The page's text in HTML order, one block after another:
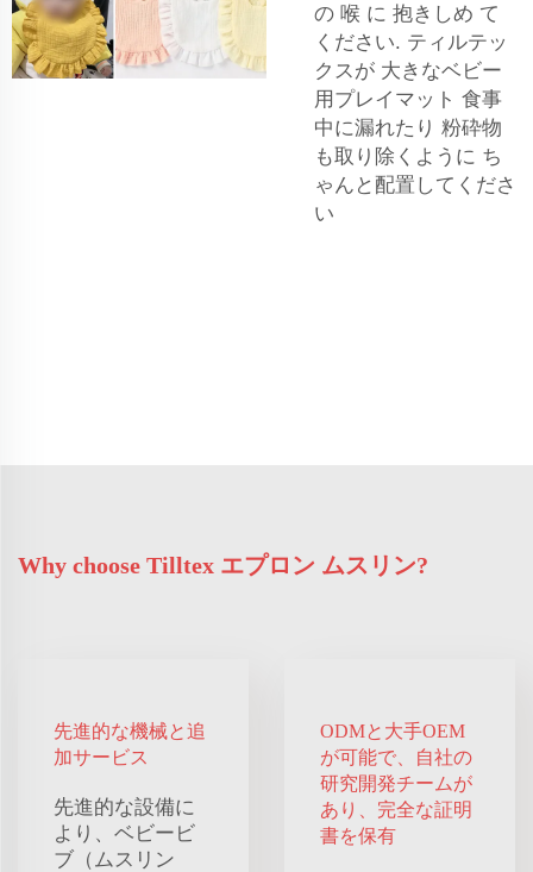
の 喉 に 抱きしめ て
ください. ティルテッ
クスが 大きなベビー
用プレイマット 食事
中に漏れたり 粉砕物
も取り除くように ち
ゃんと配置してくださ
い
Why choose Tilltex エプロン ムスリン?
先進的な機械と追
加サービス
先進的な設備に
より、ベビービ
ブ（ムスリン
ODMと大手OEM
が可能で、自社の
研究開発チームが
あり、完全な証明
書を保有